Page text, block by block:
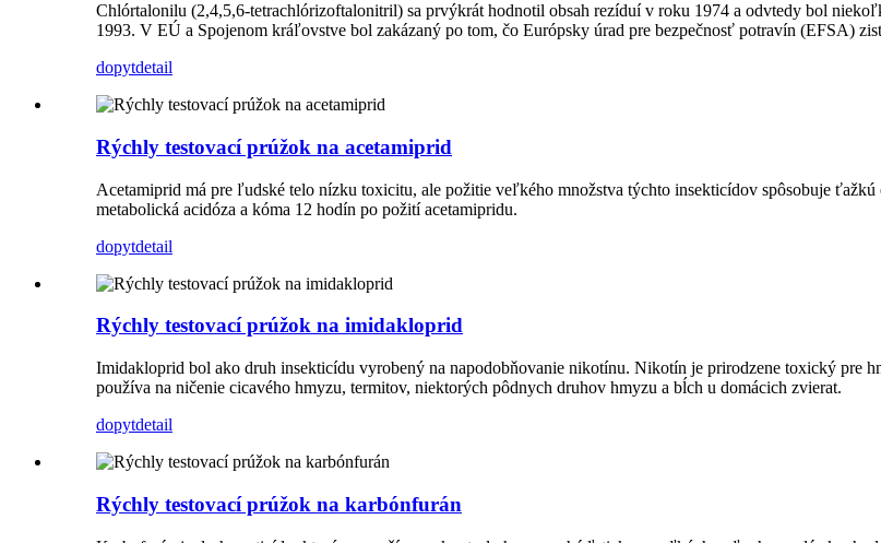
Chlórtalonilu (2,4,5,6-tetrachlórizoftalonitril) sa prvýkrát hodnotil obsah rezíduí v roku 1974 a odvtedy bol
1993. V EÚ a Spojenom kráľovstve bol zakázaný po tom, čo Európsky úrad pre bezpečnosť potravín (EFSA)
dopytdetail
Rýchly testovací prúžok na acetamiprid
Acetamiprid má pre ľudské telo nízku toxicitu, ale požitie veľkého množstva týchto insekticídov spôsobuje
metabolická acidóza a kóma 12 hodín po požití acetamipridu.
dopytdetail
Rýchly testovací prúžok na imidakloprid
Imidakloprid bol ako druh insekticídu vyrobený na napodobňovanie nikotínu. Nikotín je prirodzene toxický pre
používa na ničenie cicavého hmyzu, termitov, niektorých pôdnych druhov hmyzu a bĺch u domácich zvierat.
dopytdetail
Rýchly testovací prúžok na karbónfurán